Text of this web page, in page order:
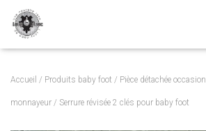
Accueil / Produits baby foot / Pièce détachée occasion
monnayeur / Serrure révisée 2 clés pour baby foot